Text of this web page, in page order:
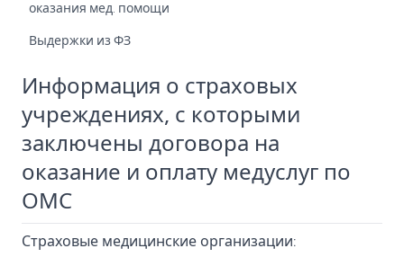
оказания мед. помощи
Выдержки из ФЗ
Информация о страховых
учреждениях, с которыми
заключены договора на
оказание и оплату медуслуг по
ОМС
Страховые медицинские организации: